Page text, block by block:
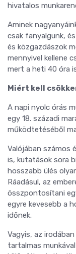
hivatalos
Aminek
csak fanyalgunk,
és közgazdászok
mennyivel kellene
mert a heti 40 óra
Miért kell
A napi nyolc órás
egy 18. századi
működtetéséből
Valójában számos
is, kutatások sora
hosszabb ülés
Ráadásul, az
összpontosítani
egyre kevesebb a
időnek.
Vagyis, az
tartalmas